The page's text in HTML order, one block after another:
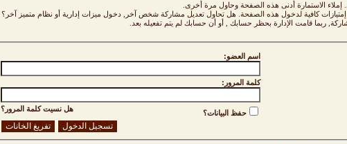
الاستمارة أدنى هذه الصفحة وحاول مرة أخرى.
كافية لدخول هذه الصفحة. هل تحاول تعديل مشاركة شخص آخر, دخول ميزات إدارية أو نظام متميز آخر؟
ربما قامت الإدارة بحظر حسابك , أو أن حسابك لم يتم تفعيله بعد.
اسم العضو:
كلمة المرور:
هل نسيت كلمة المرور؟ حفظ البيانات؟